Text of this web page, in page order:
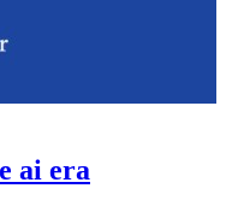
ai era